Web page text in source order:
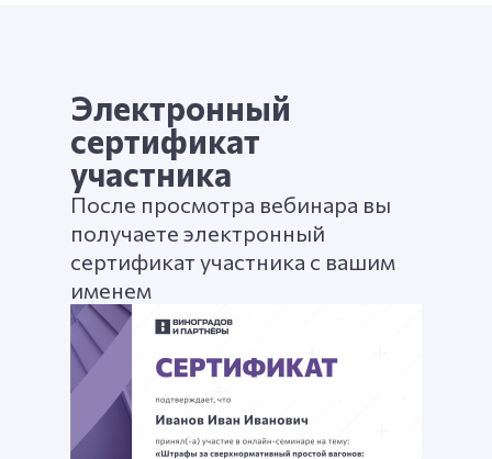
Электронный
сертификат
участника
После просмотра вебинара вы
получаете электронный
сертификат участника с вашим
именем